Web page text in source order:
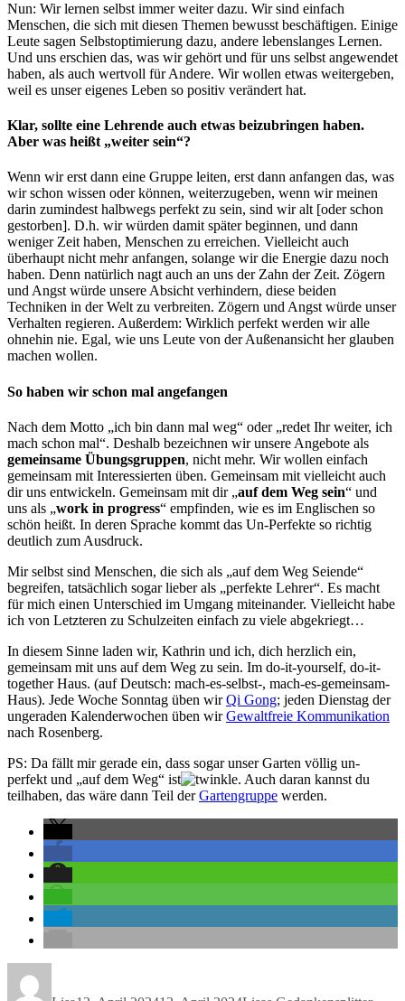
Nun: Wir lernen selbst immer weiter dazu. Wir sind einfach
Menschen, die sich mit diesen Themen bewusst beschäftigen. Einige
Leute sagen Selbstoptimierung dazu, andere lebenslanges Lernen.
Und uns erschien das, was wir gehört und für uns selbst angewendet
haben, als auch wertvoll für Andere. Wir wollen etwas weitergeben,
weil es unser eigenes Leben so positiv verändert hat.
Klar, sollte eine Lehrende auch etwas beizubringen haben.
Aber was heißt „weiter sein“?
Wenn wir erst dann eine Gruppe leiten, erst dann anfangen das, was
wir schon wissen oder können, weiterzugeben, wenn wir meinen
darin zumindest halbwegs perfekt zu sein, sind wir alt [oder schon
gestorben]. D.h. wir würden damit später beginnen, und dann
weniger Zeit haben, Menschen zu erreichen. Vielleicht auch
überhaupt nicht mehr anfangen, solange wir die Energie dazu noch
haben. Denn natürlich nagt auch an uns der Zahn der Zeit. Zögern
und Angst würde unsere Absicht verhindern, diese beiden
Techniken in der Welt zu verbreiten. Zögern und Angst würde unser
Verhalten regieren. Außerdem: Wirklich perfekt werden wir alle
ohnehin nie. Egal, wie uns Leute von der Außenansicht her glauben
machen wollen.
So haben wir schon mal angefangen
Nach dem Motto „ich bin dann mal weg“ oder „redet Ihr weiter, ich
mach schon mal“. Deshalb bezeichnen wir unsere Angebote als
gemeinsame Übungsgruppen, nicht mehr. Wir wollen einfach
gemeinsam mit Interessierten üben. Gemeinsam mit vielleicht auch
dir uns entwickeln. Gemeinsam mit dir „auf dem Weg sein“ und
uns als „work in progress“ empfinden, wie es im Englischen so
schön heißt. In deren Sprache kommt das Un-Perfekte so richtig
deutlich zum Ausdruck.
Mir selbst sind Menschen, die sich als „auf dem Weg Seiende“
begreifen, tatsächlich sogar lieber als „perfekte Lehrer“. Es macht
für mich einen Unterschied im Umgang miteinander. Vielleicht habe
ich von Letzteren zu Schulzeiten einfach zu viele abgekriegt…
In diesem Sinne laden wir, Kathrin und ich, dich herzlich ein,
gemeinsam mit uns auf dem Weg zu sein. Im do-it-yourself, do-it-
together Haus. (auf Deutsch: mach-es-selbst-, mach-es-gemeinsam-
Haus). Jede Woche Sonntag üben wirQi Gong; jeden Dienstag der
ungeraden Kalenderwochen üben wirGewaltfreie Kommunikation
nach Rosenberg.
PS: Da fällt mir gerade ein, dass sogar unser Garten völlig un-
perfekt und „auf dem Weg“ ist
. Auch daran kannst du
teilhaben, das wäre dann Teil derGartengruppe werden.